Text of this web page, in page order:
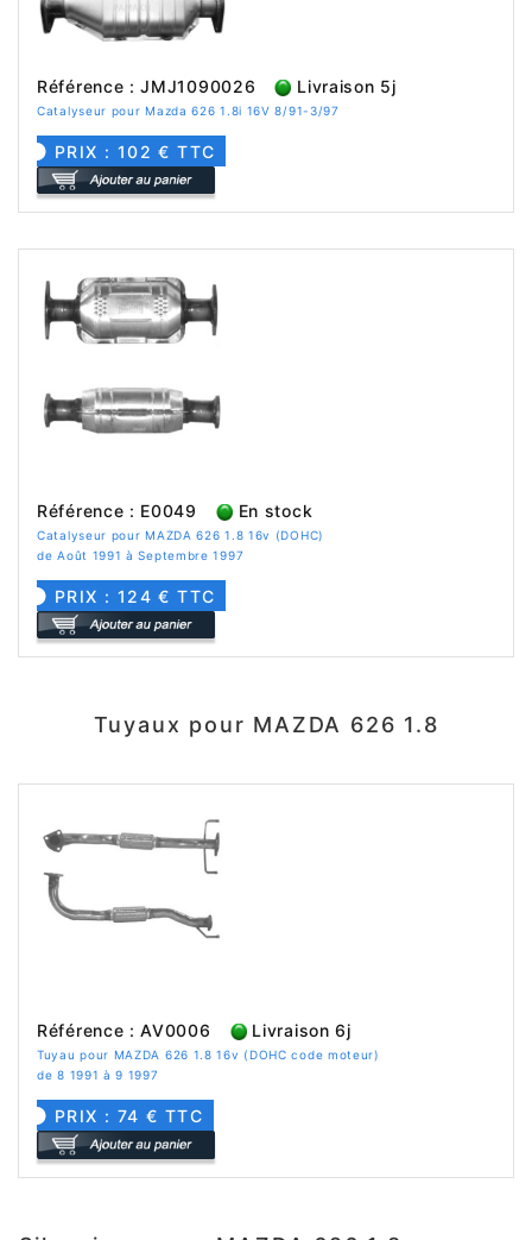
Référence : JMJ1090026 Livraison 5j
Catalyseur pour Mazda 626 1.8i 16V 8/91-3/97
PRIX : 102 € TTC
Référence : E0049 En stock
Catalyseur pour MAZDA 626 1.8 16v (DOHC)
de Août 1991 à Septembre 1997
PRIX : 124 € TTC
Tuyaux pour MAZDA 626 1.8
Référence : AV0006 Livraison 6j
Tuyau pour MAZDA 626 1.8 16v (DOHC code moteur)
de 8 1991 à 9 1997
PRIX : 74 € TTC